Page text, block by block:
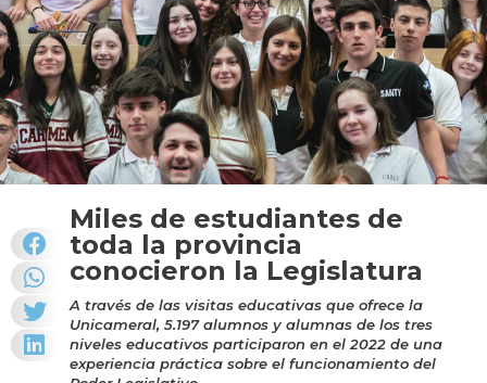
Miles de estudiantes de
toda la provincia
conocieron la Legislatura
A través de las visitas educativas que ofrece la
Unicameral, 5.197 alumnos y alumnas de los tres
niveles educativos participaron en el 2022 de una
experiencia práctica sobre el funcionamiento del